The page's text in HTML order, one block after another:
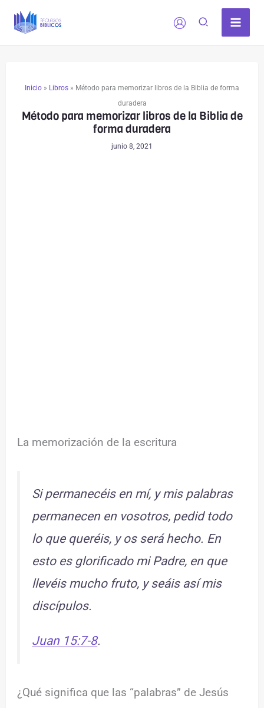
Inicio » Libros » Método para memorizar libros de la Biblia de forma
duradera
Método para memorizar libros de la Biblia de
forma duradera
junio 8, 2021
La memorización de la escritura
Si permanecéis en mí, y mis palabras
permanecen en vosotros, pedid todo
lo que queréis, y os será hecho. En
esto es glorificado mi Padre, en que
llevéis mucho fruto, y seáis así mis
discípulos.
Juan 15:7-8.
¿Qué significa que las “palabras” de Jesús